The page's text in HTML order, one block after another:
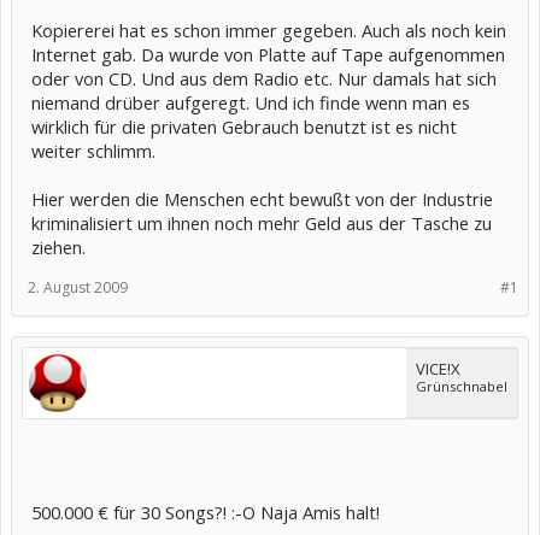
auf seinen
Computer
heruntergel
aden und an
Freunde
verteilt zu
klagenden
Plattenfirme
atz zu. Für
Tenenbaum
die Summe
damit auf
675 000
Kopiererei hat es schon immer gegeben. Auch als noch kein
Internet gab. Da wurde von Platte auf Tape aufgenommen
oder von CD. Und aus dem Radio etc. Nur damals hat sich
niemand drüber aufgeregt. Und ich finde wenn man es
wirklich für die privaten Gebrauch benutzt ist es nicht
weiter schlimm.
Hier werden die Menschen echt bewußt von der Industrie
kriminalisiert um ihnen noch mehr Geld aus der Tasche zu
ziehen.
#1
2. August 2009
VICE!X
Grünschnabel
500.000 € für 30 Songs?! :-O Naja Amis halt!